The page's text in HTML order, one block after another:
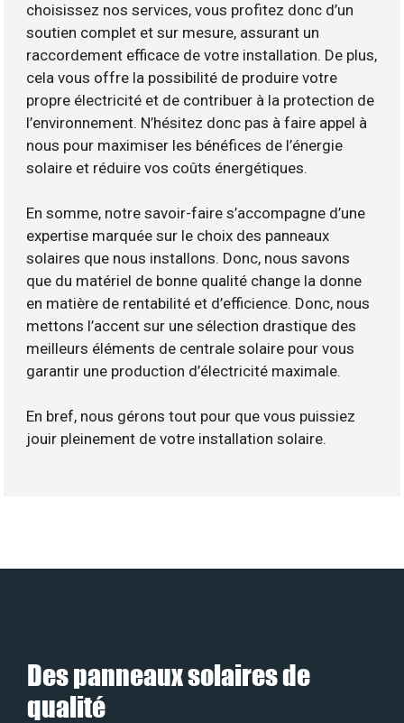
choisissez nos services, vous profitez donc d’un
soutien complet et sur mesure, assurant un
raccordement efficace de votre installation. De plus,
cela vous offre la possibilité de produire votre
propre électricité et de contribuer à la protection de
l’environnement. N’hésitez donc pas à faire appel à
nous pour maximiser les bénéfices de l’énergie
solaire et réduire vos coûts énergétiques.
En somme, notre savoir-faire s’accompagne d’une
expertise marquée sur le choix des panneaux
solaires que nous installons. Donc, nous savons
que du matériel de bonne qualité change la donne
en matière de rentabilité et d’efficience. Donc, nous
mettons l’accent sur une sélection drastique des
meilleurs éléments de centrale solaire pour vous
garantir une production d’électricité maximale.
En bref, nous gérons tout pour que vous puissiez
jouir pleinement de votre installation solaire.
Des panneaux solaires de
qualité